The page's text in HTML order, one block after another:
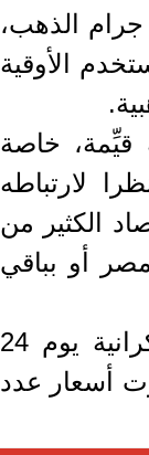
7% و10% من سعر جرام الذهب،
الأوقية
قيِّمة، خاصة
لارتباطه
الكثير من
أو بباقي
وقد بدأت روسيا عملياتها العسكرية في الأراضي الأوكرانية يوم 24
أسعار عدد